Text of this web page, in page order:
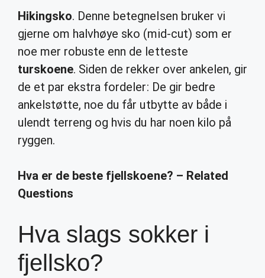
Hikingsko. Denne betegnelsen bruker vi
gjerne om halvhøye sko (mid-cut) som er
noe mer robuste enn de letteste
turskoene. Siden de rekker over ankelen, gir
de et par ekstra fordeler: De gir bedre
ankelstøtte, noe du får utbytte av både i
ulendt terreng og hvis du har noen kilo på
ryggen.
Hva er de beste fjellskoene? – Related
Questions
Hva slags sokker i
fjellsko?